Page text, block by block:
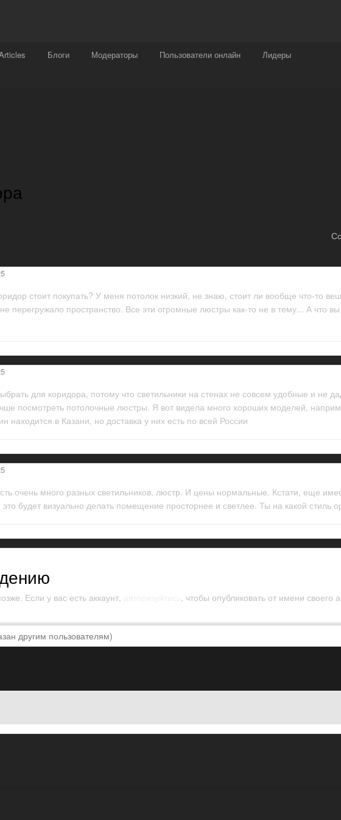
Блоги Модераторы Пользователи онлайн Лидеры
Награды Чат Больше
стоит покупать? У меня потолок низкий, не знаю, стоит ли вообще что-то
перегружало пространство. Все эти огромные люстры как-то не в тему... А что
для коридора, потому что светильники на стенах не совсем удобные и не
посмотреть потолочные люстры. Я вот видела много хороших моделей,
находится в Казани, но доставка у них есть по всей России
очень много разных светильников, люстр. И цены нормальные. Кстати, еще
будет визуально делать помещение просторнее и светлее. Ты на какой стиль
Если у вас есть аккаунт, , чтобы опубликовать от имени своего